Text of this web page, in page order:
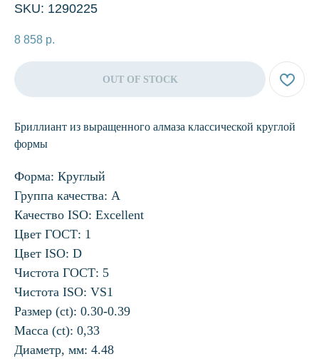
SKU: 1290225
8 858 р.
OUT OF STOCK
Бриллиант из выращенного алмаза классической круглой
формы
Форма: Круглый
Группа качества: А
Качество ISO: Excellent
Цвет ГОСТ: 1
Цвет ISO: D
Чистота ГОСТ: 5
Чистота ISO: VS1
Размер (ct): 0.30-0.39
Масса (ct): 0,33
Диаметр, мм: 4.48